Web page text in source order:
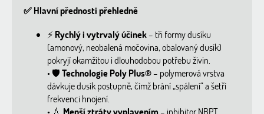
✅ Hlavní přednosti přehledně
⚡Rychlý i vytrvalý účinek– tři formy dusíku
(amonový, neobalená močovina, obalovaný dusík)
pokryjí okamžitou i dlouhodobou potřebu živin.
• 🛡️Technologie Poly Plus®– polymerová vrstva
dávkuje dusík postupně, čímž brání „spálení“ a šetří
frekvenci hnojení.
• 💧 Menší ztráty vyplavením– inhibitor NBPT